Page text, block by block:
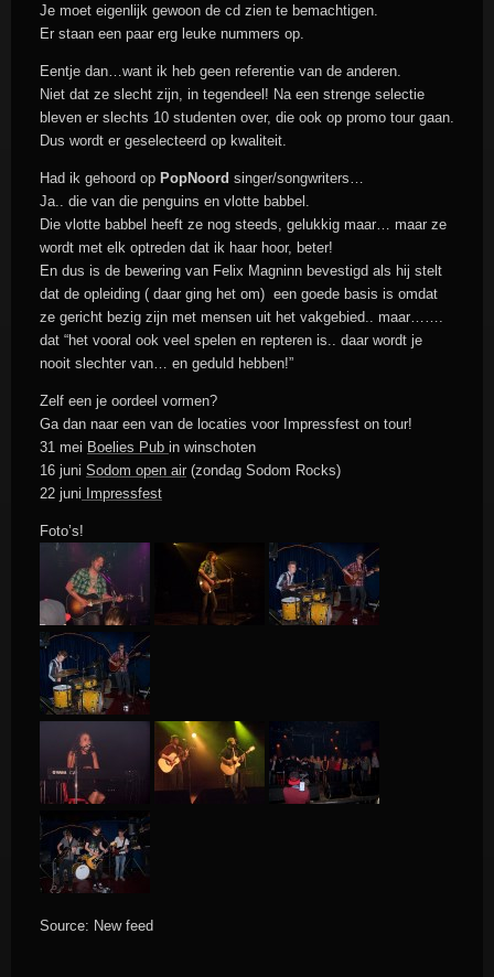
Je moet eigenlijk gewoon de cd zien te bemachtigen.
Er staan een paar erg leuke nummers op.
Eentje dan…want ik heb geen referentie van de anderen.
Niet dat ze slecht zijn, in tegendeel! Na een strenge selectie
bleven er slechts 10 studenten over, die ook op promo tour gaan.
Dus wordt er geselecteerd op kwaliteit.
Had ik gehoord op PopNoord singer/songwriters…
Ja.. die van die penguins en vlotte babbel.
Die vlotte babbel heeft ze nog steeds, gelukkig maar… maar ze
wordt met elk optreden dat ik haar hoor, beter!
En dus is de bewering van Felix Magninn bevestigd als hij stelt
dat de opleiding ( daar ging het om) een goede basis is omdat
ze gericht bezig zijn met mensen uit het vakgebied.. maar…….
dat “het vooral ook veel spelen en repteren is.. daar wordt je
nooit slechter van… en geduld hebben!”
Zelf een je oordeel vormen?
Ga dan naar een van de locaties voor Impressfest on tour!
31 mei Boelies Pub in winschoten
16 juni Sodom open air (zondag Sodom Rocks)
22 juni Impressfest
Foto’s!
Source: New feed